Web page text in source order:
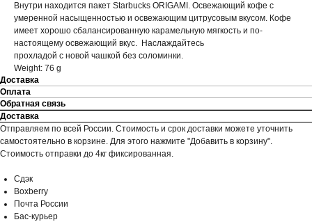
Внутри находится пакет Starbucks ORIGAMI. Освежающий кофе с
умеренной насыщенностью и освежающим цитрусовым вкусом. Кофе
имеет хорошо сбалансированную карамельную мягкость и по-
настоящему освежающий вкус. Наслаждайтесь
прохладой с новой чашкой без соломинки.
Weight: 76 g
Доставка
Оплата
Обратная связь
Доставка
Отправляем по всей России. Стоимость и срок доставки можете уточнить
самостоятельно в корзине. Для этого нажмите "Добавить в корзину".
Стоимость отправки до 4кг фиксированная.
Сдэк
Boxberry
Почта России
Бас-курьер